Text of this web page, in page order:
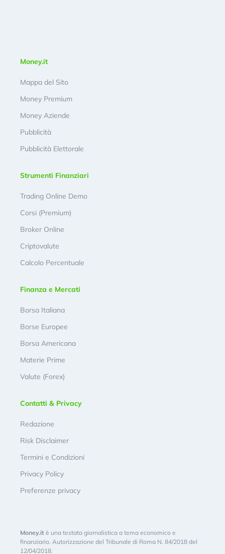
Money.it
Mappa del Sito
Money Premium
Money Aziende
Pubblicità
Pubblicità Elettorale
Strumenti Finanziari
Trading Online Demo
Corsi (Premium)
Broker Online
Criptovalute
Calcolo Percentuale
Finanza e Mercati
Borsa Italiana
Borse Europee
Borsa Americana
Materie Prime
Valute (Forex)
Contatti & Privacy
Redazione
Risk Disclaimer
Termini e Condizioni
Privacy Policy
Preferenze privacy
Money.it è una testata giornalistica a tema economico e
finanziario. Autorizzazione del Tribunale di Roma N. 84/2018 del
12/04/2018.